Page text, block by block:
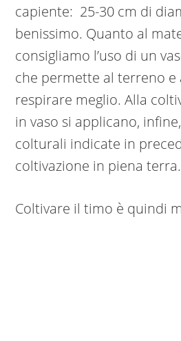
capiente: 25-30 cm di
benissimo. Quanto al
consigliamo l’uso di un
che permette al terreno e
respirare meglio. Alla
in vaso si applicano,
colturali indicate in
coltivazione in piena terra.
Coltivare il timo è quindi